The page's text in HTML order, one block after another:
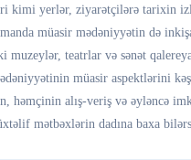
kimi yerlər, ziyarətçilərə tarixin
müasir mədəniyyətin də
muzeylər, teatrlar və sənət
müasir aspektlərini
həmçinin alış-veriş və əyləncə
mətbəxlərin dadına baxa